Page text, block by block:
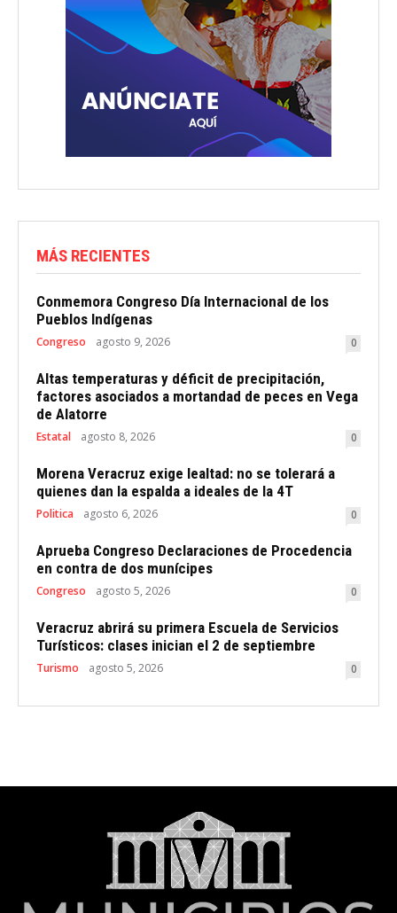
MÁS RECIENTES
Conmemora Congreso Día Internacional de los
Pueblos Indígenas
Congreso agosto 9, 2026 0
Altas temperaturas y déficit de precipitación,
factores asociados a mortandad de peces en Vega
de Alatorre
Estatal agosto 8, 2026 0
Morena Veracruz exige lealtad: no se tolerará a
quienes dan la espalda a ideales de la 4T
Politica agosto 6, 2026 0
Aprueba Congreso Declaraciones de Procedencia
en contra de dos munícipes
Congreso agosto 5, 2026 0
Veracruz abrirá su primera Escuela de Servicios
Turísticos: clases inician el 2 de septiembre
Turismo agosto 5, 2026 0